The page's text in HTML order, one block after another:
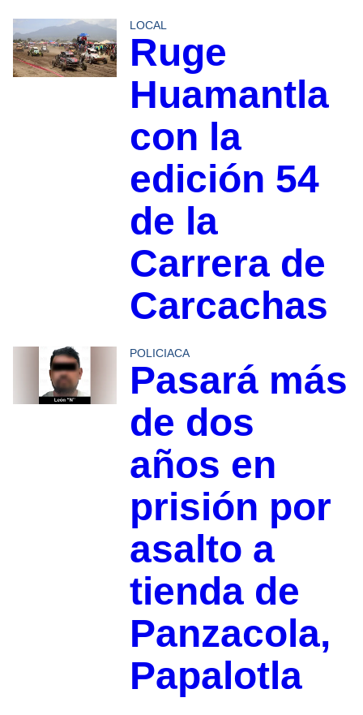
LOCAL
Ruge
Huamantla
con la
edición 54
de la
Carrera de
Carcachas
POLICIACA
Pasará más
de dos
años en
prisión por
asalto a
tienda de
Panzacola,
Papalotla